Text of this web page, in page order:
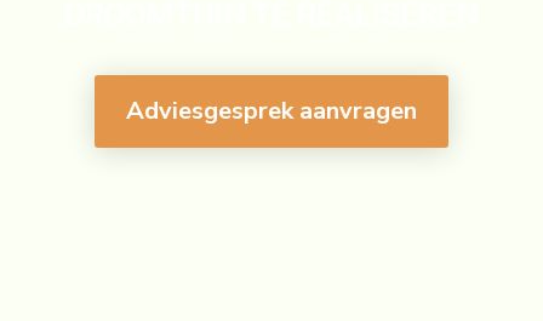
Adviesgesprek aanvragen